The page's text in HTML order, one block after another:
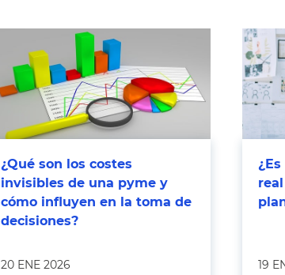
¿Qué son los costes
invisibles de una pyme y
cómo influyen en la toma de
decisiones?
20 ENE 2026 19